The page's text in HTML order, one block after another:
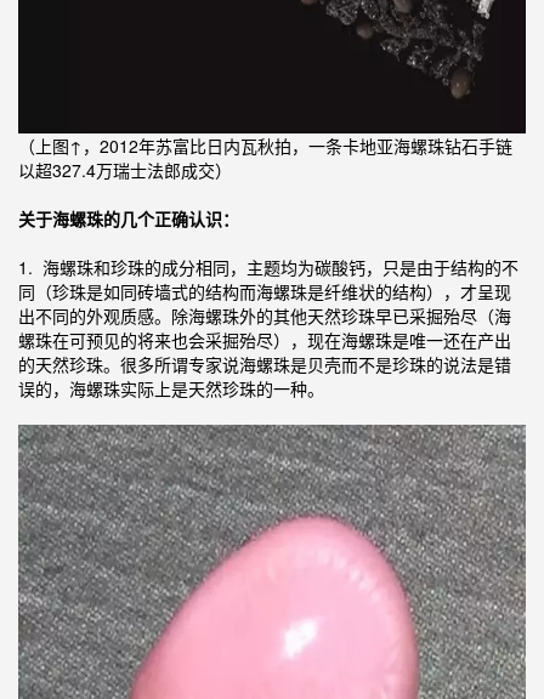
（上图↑，2012年苏富比日内瓦秋拍，一条卡地亚海螺珠钻石手链
以超327.4万瑞士法郎成交）
关于海螺珠的几个正确认识：
1. 海螺珠和珍珠的成分相同，主题均为碳酸钙，只是由于结构的不
同（珍珠是如同砖墙式的结构而海螺珠是纤维状的结构），才呈现
出不同的外观质感。除海螺珠外的其他天然珍珠早已采掘殆尽（海
螺珠在可预见的将来也会采掘殆尽），现在海螺珠是唯一还在产出
的天然珍珠。很多所谓专家说海螺珠是贝壳而不是珍珠的说法是错
误的，海螺珠实际上是天然珍珠的一种。